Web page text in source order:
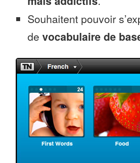
Souhaitent pouvoir
de vocabulaire de